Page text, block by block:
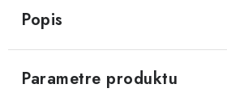
Popis
Parametre produktu